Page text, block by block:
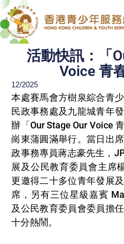
跳
至
主
活動快訊：「
Voice 青
12/2025
本處賽馬會方樹泉綜合青
民政事務處及九龍城青年
辦「Our Stage Our Voice
崗東蒲圓滿舉行。當日出
政事務專員蔣志豪先生，
展及公民教育委員會主席
更邀得二十多位青年發展
席，另有三位星級嘉賓
及公民教育委員會委員擔
十分熱鬧。